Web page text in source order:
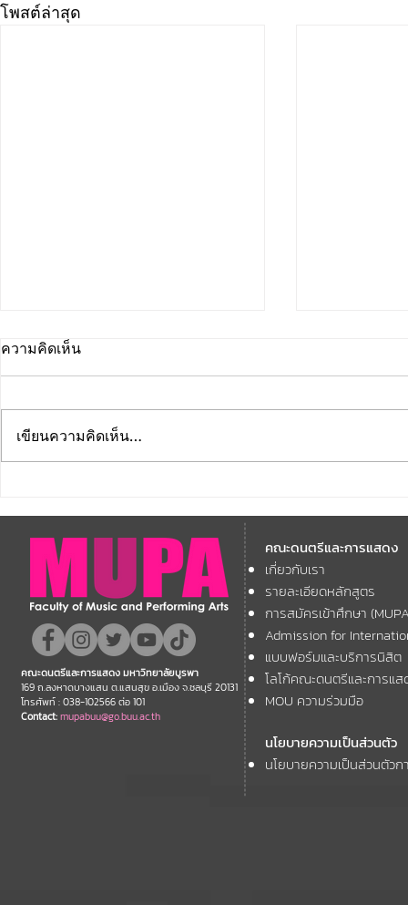
โพสต์ล่าสุด
มหาวิทยาลัยบูรพา ขอแสดง
ความยินดี กับคณาจารย์ของ
คณะฯ ที่ได้รับการตอบรับให้นำ
เสนอผลงานวิชาการ ในงาน
ประชุมวิชาการระดับชาติและ
นานาชาติ "ศิลปกรรมวิจัย"
ประจำปี 2569 (FAR 12)
มหาวิทยาลั
โครงการ
11th
Forum
ความคิดเห็น
เขียนความคิดเห็น…
คณะดนตรีและการแสดง
เกี่ยวกับเรา
รายละเอียดหลักสูตร
การสมัครเข้าศึกษา
Admission for
แบบฟอร์มและบริการนิสิต
โลโก้คณะดนตรีและการแส
MOU ความร่วมมือ
นโยบายความเป็นส่วนตัว
นโยบายความเป็นส่วนตัว
คณะดนตรีและการแสดง มหาวิทยาลัยบูรพา
169 ถ.ลงหาดบางแสน ต.แสนสุข อ.เมือง จ.ชลบุรี 20131
โทรศัพท์ : 038-102566 ต่อ 101
Contact:mupabuu@go.buu.ac.th